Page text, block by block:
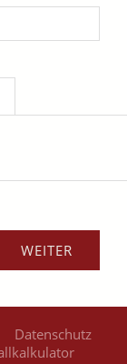
Datenschutz